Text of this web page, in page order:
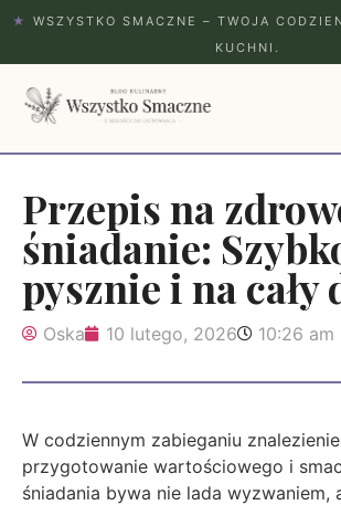
★
WSZYSTKO SMACZNE – TWOJA
KUCHNI.
Przepis na
śniadanie:
pysznie i na cały
Oska 10 lutego, 2026 10:26 am
W codziennym zabieganiu
przygotowanie wartościowego i
śniadania bywa nie lada wyzwaniem,